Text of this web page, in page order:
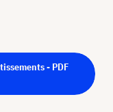
- PDF